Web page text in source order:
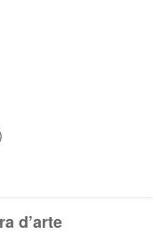
d’arte